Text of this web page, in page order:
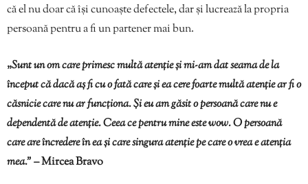
că el nu doar că își cunoaște defectele, dar și lucrează la propria
persoană pentru a fi un partener mai bun.
„Sunt un om care primesc multă atenție și mi-am dat seama de la
început că dacă aș fi cu o fată care și ea cere foarte multă atenție ar fi o
căsnicie care nu ar funcționa. Și eu am găsit o persoană care nu e
dependentă de atenție. Ceea ce pentru mine este wow. O persoană
care are încredere în ea și care singura atenție pe care o vrea e atenția
mea.”– Mircea Bravo